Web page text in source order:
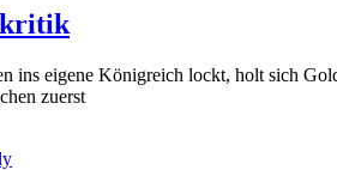
ins eigene Königreich lockt, holt sich
zuerst